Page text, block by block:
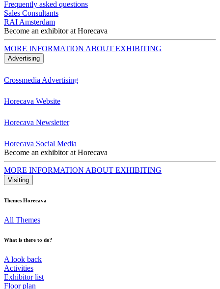
Frequently asked questions
Sales Consultants
RAI Amsterdam
Become an exhibitor at Horecava
MORE INFORMATION ABOUT EXHIBITING
Advertising
Crossmedia Advertising
Horecava Website
Horecava Newsletter
Horecava Social Media
Become an exhibitor at Horecava
MORE INFORMATION ABOUT EXHIBITING
Visiting
Themes Horecava
All Themes
What is there to do?
A look back
Activities
Exhibitor list
Floor plan